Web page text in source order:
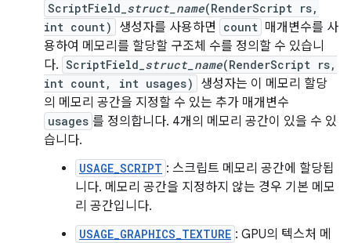
ScriptField_ struct_name(RenderScript rs,
int count)
생성자를 사용하면 count 매개변수를 사
용하여 메모리를 할당할 구조체 수를 정의할 수 있습니
다. ScriptField_ struct_name(RenderScript rs,
int count, int usages)
생성자는 이 메모리 할당
의 메모리 공간을 지정할 수 있는 추가 매개변수
usages 를 정의합니다. 4개의 메모리 공간이 있을 수 있
습니다.
USAGE_SCRIPT : 스크립트 메모리 공간에 할당됩
니다. 메모리 공간을 지정하지 않는 경우 기본 메모
리 공간입니다.
USAGE_GRAPHICS_TEXTURE : GPU의 텍스처 메